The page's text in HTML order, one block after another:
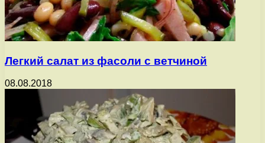
Легкий салат из фасоли с ветчиной
08.08.2018